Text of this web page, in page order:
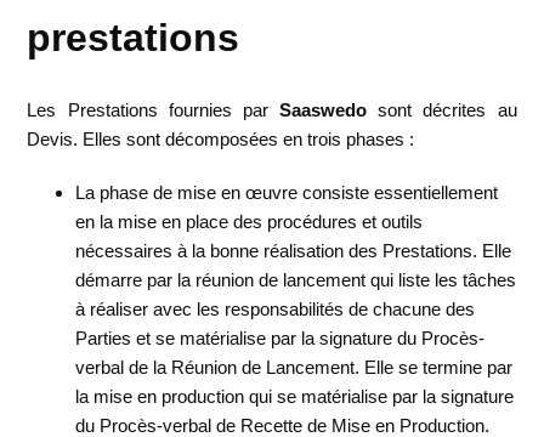
prestations
Les Prestations fournies parSaaswedo sont décrites au
Devis. Elles sont décomposées en trois phases :
La phase de mise en œuvre consiste essentiellement
en la mise en place des procédures et outils
nécessaires à la bonne réalisation des Prestations. Elle
démarre par la réunion de lancement qui liste les tâches
à réaliser avec les responsabilités de chacune des
Parties et se matérialise par la signature du Procès-
verbal de la Réunion de Lancement. Elle se termine par
la mise en production qui se matérialise par la signature
du Procès-verbal de Recette de Mise en Production.